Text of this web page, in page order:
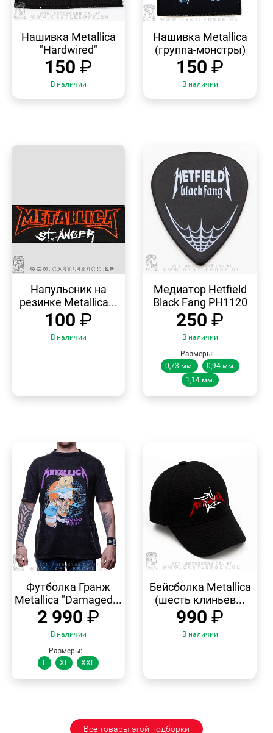
ПРОСМОТР
Нашивка Metallica
"Hardwired"
150 ₽
В наличии
ПРОСМОТР
Нашивка Metallica
(группа-монстры)
150 ₽
В наличии
ПРОСМОТР
Напульсник на
резинке Metallica...
100 ₽
В наличии
ПРОСМОТР
Медиатор Hetfield
Black Fang PH1120
250 ₽
В наличии
Размеры:
0,73 мм.
0,94 мм.
1,14 мм.
ПРОСМОТР
Футболка Гранж
Metallica "Damaged...
2 990 ₽
В наличии
Размеры:
L
XL XXL
ПРОСМОТР
Бейсболка Metallica
(шесть клиньев...
990 ₽
В наличии
Все товары этой подборки